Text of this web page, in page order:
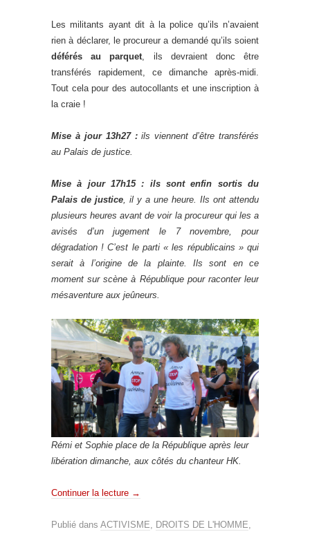
Les militants ayant dit à la police qu’ils n’avaient
rien à déclarer, le procureur a demandé qu’ils soient
déférés au parquet , ils devraient donc être
transférés rapidement, ce dimanche après-midi.
Tout cela pour des autocollants et une inscription à
la craie !
Mise à jour 13h27 :ils viennent d’être transférés
au Palais de justice.
Mise à jour 17h15 : ils sont enfin sortis du
Palais de justice , il y a une heure. Ils ont attendu
plusieurs heures avant de voir la procureur qui les a
avisés d’un jugement le 7 novembre, pour
dégradation ! C’est le parti « les républicains » qui
serait à l’origine de la plainte. Ils sont en ce
moment sur scène à République pour raconter leur
mésaventure aux jeûneurs.
Rémi et Sophie place de la République après leur
libération dimanche, aux côtés du chanteur HK.
Continuer la lecture →
Publié dans ACTIVISME DROITS DE L'HOMME